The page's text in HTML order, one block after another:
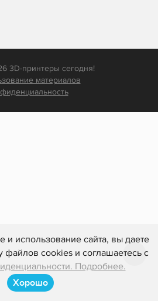
использование сайта, вы даете
файлов cookies и соглашаетесь с
Подробнее.
Хорошо
3D-принтеры сегодня!
материалов